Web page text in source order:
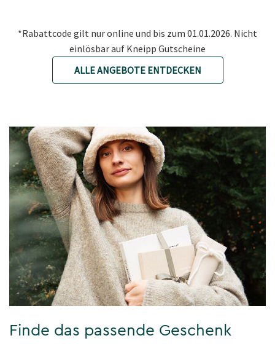
*Rabattcode gilt nur online und bis zum 01.01.2026. Nicht
einlösbar auf Kneipp Gutscheine
ALLE ANGEBOTE ENTDECKEN
Finde das passende Geschenk